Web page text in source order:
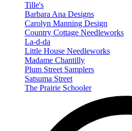
Tille's
Barbara Ana Designs
Carolyn Manning Design
Country Cottage Needleworks
La-d-da
Little House Needleworks
Madame Chantilly
Plum Street Samplers
Satsuma Street
The Prairie Schooler